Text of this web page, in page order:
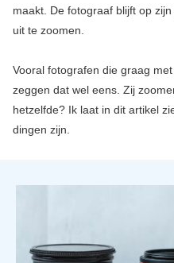
maakt. De fotograaf blijft op
uit te zoomen.
Vooral fotografen die graag
zeggen dat wel eens. Zij
hetzelfde? Ik laat in dit artikel
dingen zijn.